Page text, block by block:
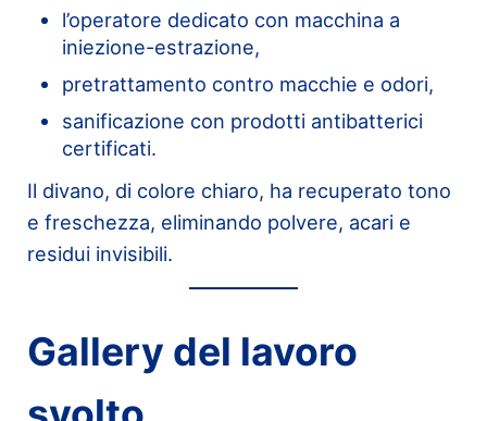
l’operatore dedicato con macchina a
iniezione-estrazione,
pretrattamento contro macchie e odori,
sanificazione con prodotti antibatterici
certificati.
Il divano, di colore chiaro, ha recuperato tono
e freschezza, eliminando polvere, acari e
residui invisibili.
Gallery del lavoro